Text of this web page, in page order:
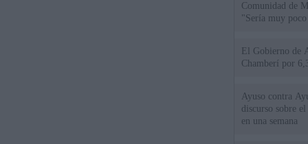
Comunidad de
"Sería muy
El Gobierno de
Chamberí por
Ayuso contra
discurso sobre
en una semana